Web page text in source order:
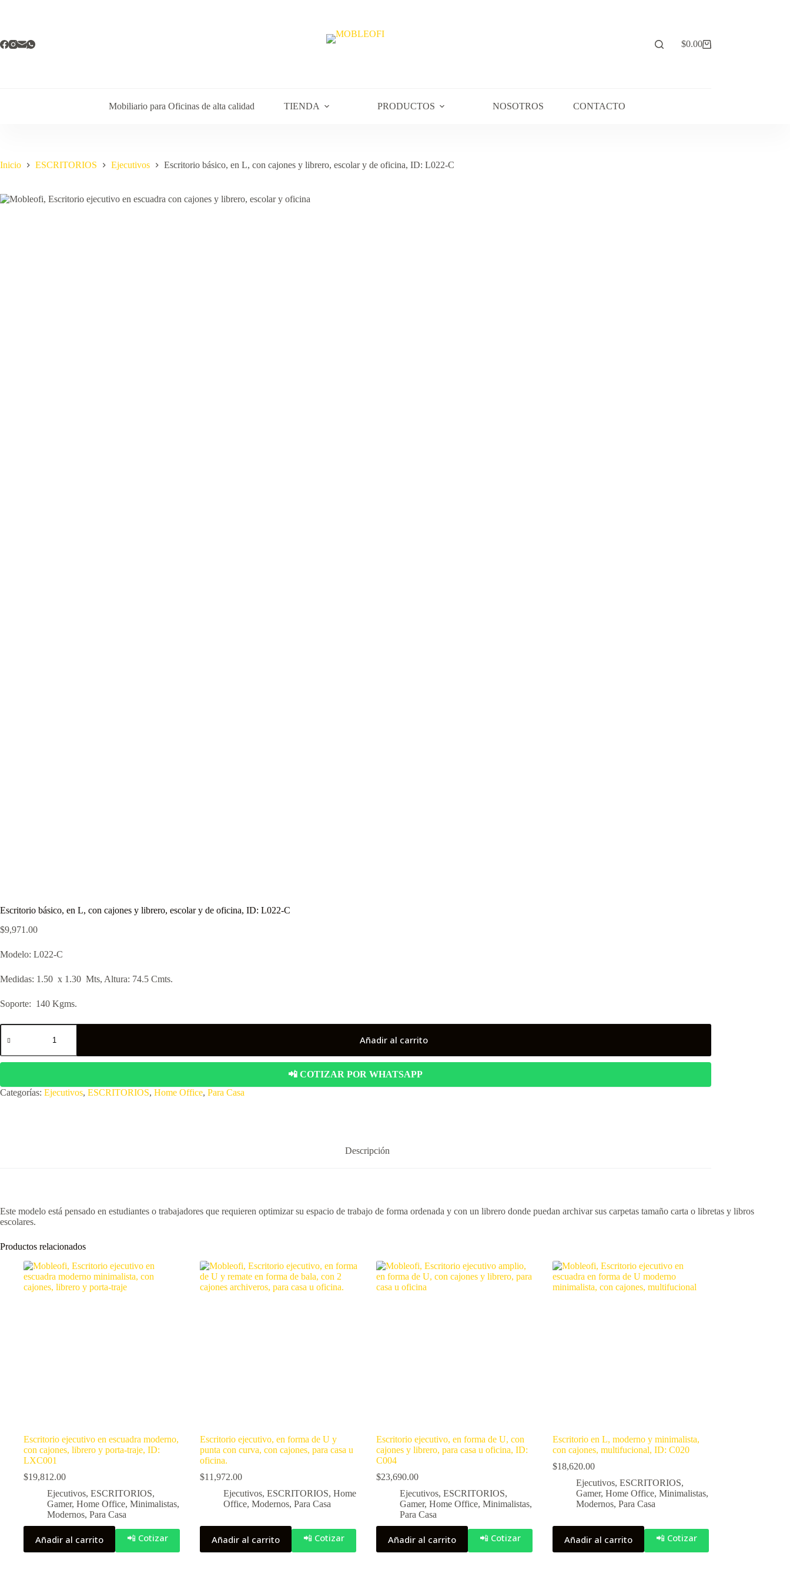
Carro
$0.00
Mobiliario para Oficinas de alta calidad TIENDA PRODUCTOS NOSOTROS CONTACTO
Inicio ESCRITORIOS Ejecutivos Escritorio básico, en L, con cajones y librero, escolar y de oficina, ID: L022-C
Escritorio básico, en L, con cajones y librero, escolar y de oficina, ID: L022-C
$9,971.00
Modelo: L022-C
Medidas: 1.50 x 1.30 Mts, Altura: 74.5 Cmts.
Soporte: 140 Kgms.
Escritorio
básico,
L,
y
librero,
Añadir al carrito
📲 COTIZAR POR WHATSAPP
Categorías: Ejecutivos, ESCRITORIOS, Home Office, Para Casa
Descripción
Este modelo está pensado en estudiantes o trabajadores que requieren optimizar su espacio de trabajo de forma ordenada y con un librero donde puedan archivar sus carpetas tamaño carta o libretas y libros
escolares.
Productos relacionados
Escritorio ejecutivo en escuadra moderno,
con cajones, librero y porta-traje, ID:
LXC001
$19,812.00
Ejecutivos, ESCRITORIOS,
Gamer, Home Office, Minimalistas,
Modernos, Para Casa
Añadir al carrito 📲 Cotizar
Escritorio ejecutivo, en forma de U y
punta con curva, con cajones, para casa u
oficina.
$11,972.00
Ejecutivos, ESCRITORIOS, Home
Office, Modernos, Para Casa
Añadir al carrito 📲 Cotizar
Escritorio ejecutivo, en forma de U, con
cajones y librero, para casa u oficina, ID:
C004
$23,690.00
Ejecutivos, ESCRITORIOS,
Gamer, Home Office, Minimalistas,
Para Casa
Añadir al carrito 📲 Cotizar
Escritorio en L, moderno y minimalista,
con cajones, multifucional, ID: C020
$18,620.00
Ejecutivos, ESCRITORIOS,
Gamer, Home Office, Minimalistas,
Modernos, Para Casa
Añadir al carrito 📲 Cotizar